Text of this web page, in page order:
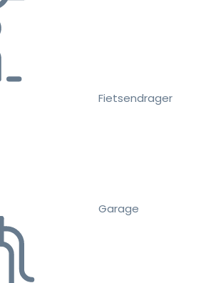
Fietsendrager
Garage